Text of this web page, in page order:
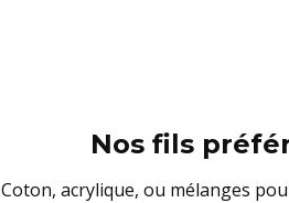
Nos fils
Coton, acrylique, ou mélanges